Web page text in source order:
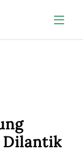
Dilantik